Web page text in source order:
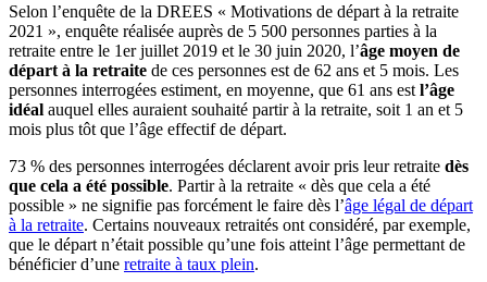
Selon l’enquête de la DREES « Motivations de départ à la retraite
2021 », enquête réalisée auprès de 5 500 personnes parties à la
retraite entre le 1erjuillet 2019 et le 30 juin 2020, l’âge moyen de
départ à la retraite de ces personnes est de 62 ans et 5 mois. Les
personnes interrogées estiment, en moyenne, que 61 ans est l’âge
idéal auquel elles auraient souhaité partir à la retraite, soit 1 an et 5
mois plus tôt que l’âge effectif de départ.
73 % des personnes interrogées déclarent avoir pris leur retraite dès
que cela a été possible. Partir à la retraite « dès que cela a été
possible » ne signifie pas forcément le faire dès l’âge légal de départ
à la retraite. Certains nouveaux retraités ont considéré, par exemple,
que le départ n’était possible qu’une fois atteint l’âge permettant de
bénéficier d’une retraite à taux plein.